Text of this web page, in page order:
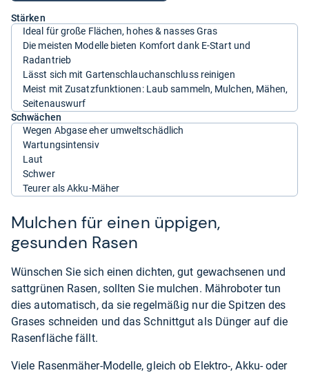
Stärken
Ideal für große Flächen, hohes & nasses Gras
Die meisten Modelle bieten Komfort dank E-Start und
Radantrieb
Lässt sich mit Gartenschlauchanschluss reinigen
Meist mit Zusatzfunktionen: Laub sammeln, Mulchen, Mähen,
Seitenauswurf
Schwächen
Wegen Abgase eher umweltschädlich
Wartungsintensiv
Laut
Schwer
Teurer als Akku-Mäher
Mulchen für einen üppigen,
gesunden Rasen
Wünschen Sie sich einen dichten, gut gewachsenen und
sattgrünen Rasen, sollten Sie mulchen. Mähroboter tun
dies automatisch, da sie regelmäßig nur die Spitzen des
Grases schneiden und das Schnittgut als Dünger auf die
Rasenfläche fällt.
Viele Rasenmäher-Modelle, gleich ob Elektro-, Akku- oder